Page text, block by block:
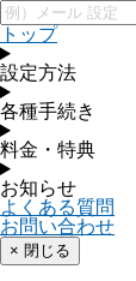
トップ
設定方法
各種手続き
料金・特典
お知らせ
よくある質問
お問い合わせ
× 閉じる